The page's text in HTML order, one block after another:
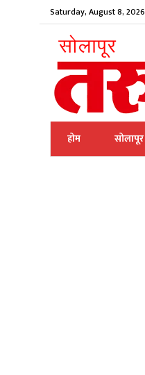
Saturday, August 8, 2026
होम सोलापूर